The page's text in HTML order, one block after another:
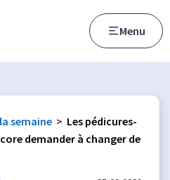
Menu
semaine > Les pédicures-
demander à changer de